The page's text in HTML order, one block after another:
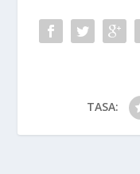
TASA: